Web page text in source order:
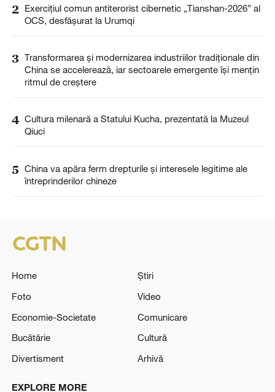
2 Exercițiul comun antiterorist cibernetic „Tianshan-2026” al
OCS, desfășurat la Urumqi
3 Transformarea și modernizarea industriilor tradiționale din
China se accelerează, iar sectoarele emergente își mențin
ritmul de creștere
4 Cultura milenară a Statului Kucha, prezentată la Muzeul
Qiuci
5 China va apăra ferm drepturile și interesele legitime ale
întreprinderilor chineze
Home
Știri
Foto
Video
Economie-Societate
Comunicare
Bucătărie
Cultură
Divertisment
Arhivă
EXPLORE MORE